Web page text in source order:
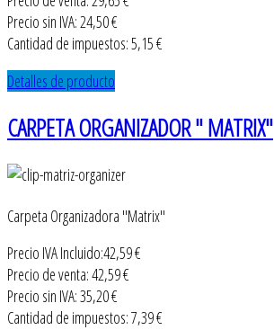
Precio sin IVA:24,50 €
Cantidad de impuestos:5,15 €
Detalles de producto
CARPETA ORGANIZADOR " MATRIX"
Carpeta Organizadora "Matrix"
Precio IVA Incluido:42,59 €
Precio de venta:42,59 €
Precio sin IVA:35,20 €
Cantidad de impuestos:7,39 €